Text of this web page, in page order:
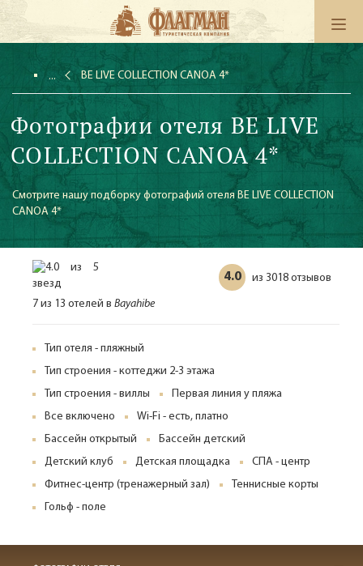
BE LIVE COLLECTION CANOA 4*
Фотографии отеля BE LIVE
COLLECTION CANOA 4*
Смотрите нашу подборку фотографий отеля BE LIVE COLLECTION
CANOA 4*
4.0 из 3018 отзывов
7 из 13 отелей в Bayahibe
Тип отеля - пляжный
Тип строения - коттеджи 2-3 этажа
Тип строения - виллы
Первая линия у пляжа
Все включено
Wi-Fi - есть, платно
Бассейн открытый
Бассейн детский
Детский клуб
Детская площадка
СПА - центр
Фитнес-центр (тренажерный зал)
Теннисные корты
Гольф - поле